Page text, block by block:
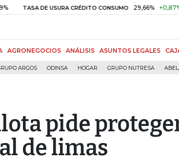
TASA DE USURA CRÉDITO CONSUMO 29,66% +0,87%
AGRONEGOCIOS ANÁLISIS ASUNTOS LEGALES
ARGOS ODINSA HOGAR GRUPO NUTRESA
pide
de limas